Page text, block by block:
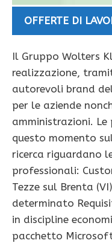
OFFERTE DI
Il Gruppo Wolters
realizzazione,
autorevoli brand
per le aziende
amministrazioni.
questo momento
ricerca riguardano
professionali:
Tezze sul Brenta
determinato
in discipline
pacchetto